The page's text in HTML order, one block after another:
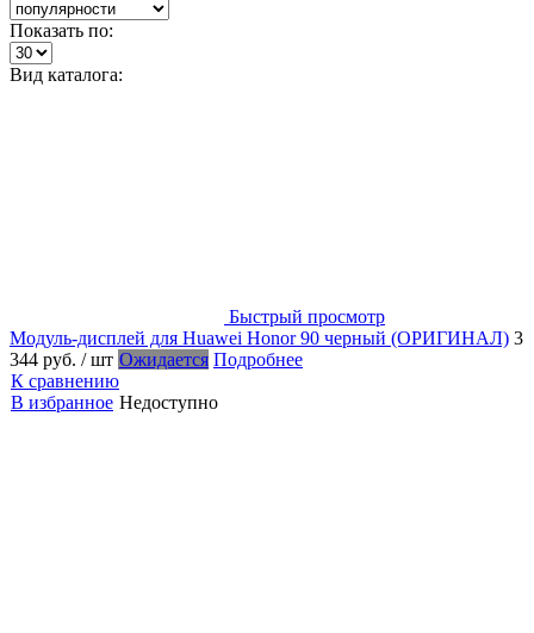
Показать по:
Вид каталога:
Быстрый просмотр
Модуль-дисплей для Huawei Honor 90 черный (ОРИГИНАЛ) 3
344 руб. / шт Ожидается Подробнее
К сравнению
В избранное Недоступно